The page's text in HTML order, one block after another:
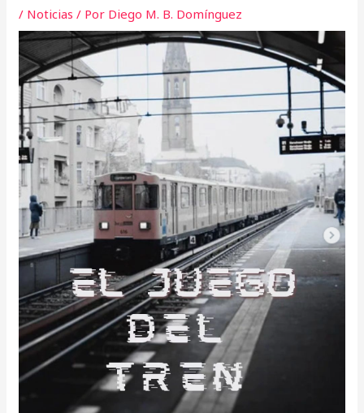
/ Noticias / Por Diego M. B. Domínguez